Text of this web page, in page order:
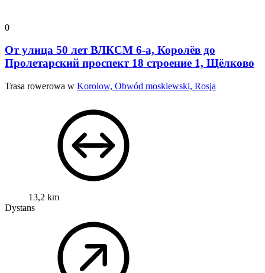
0
От улица 50 лет ВЛКСМ 6-а, Королёв до
Пролетарский проспект 18 строение 1, Щёлково
Trasa rowerowa w Korolow, Obwód moskiewski, Rosja
13,2 km
Dystans